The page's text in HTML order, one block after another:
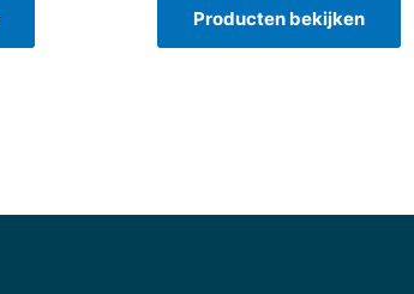
Producten bekijken